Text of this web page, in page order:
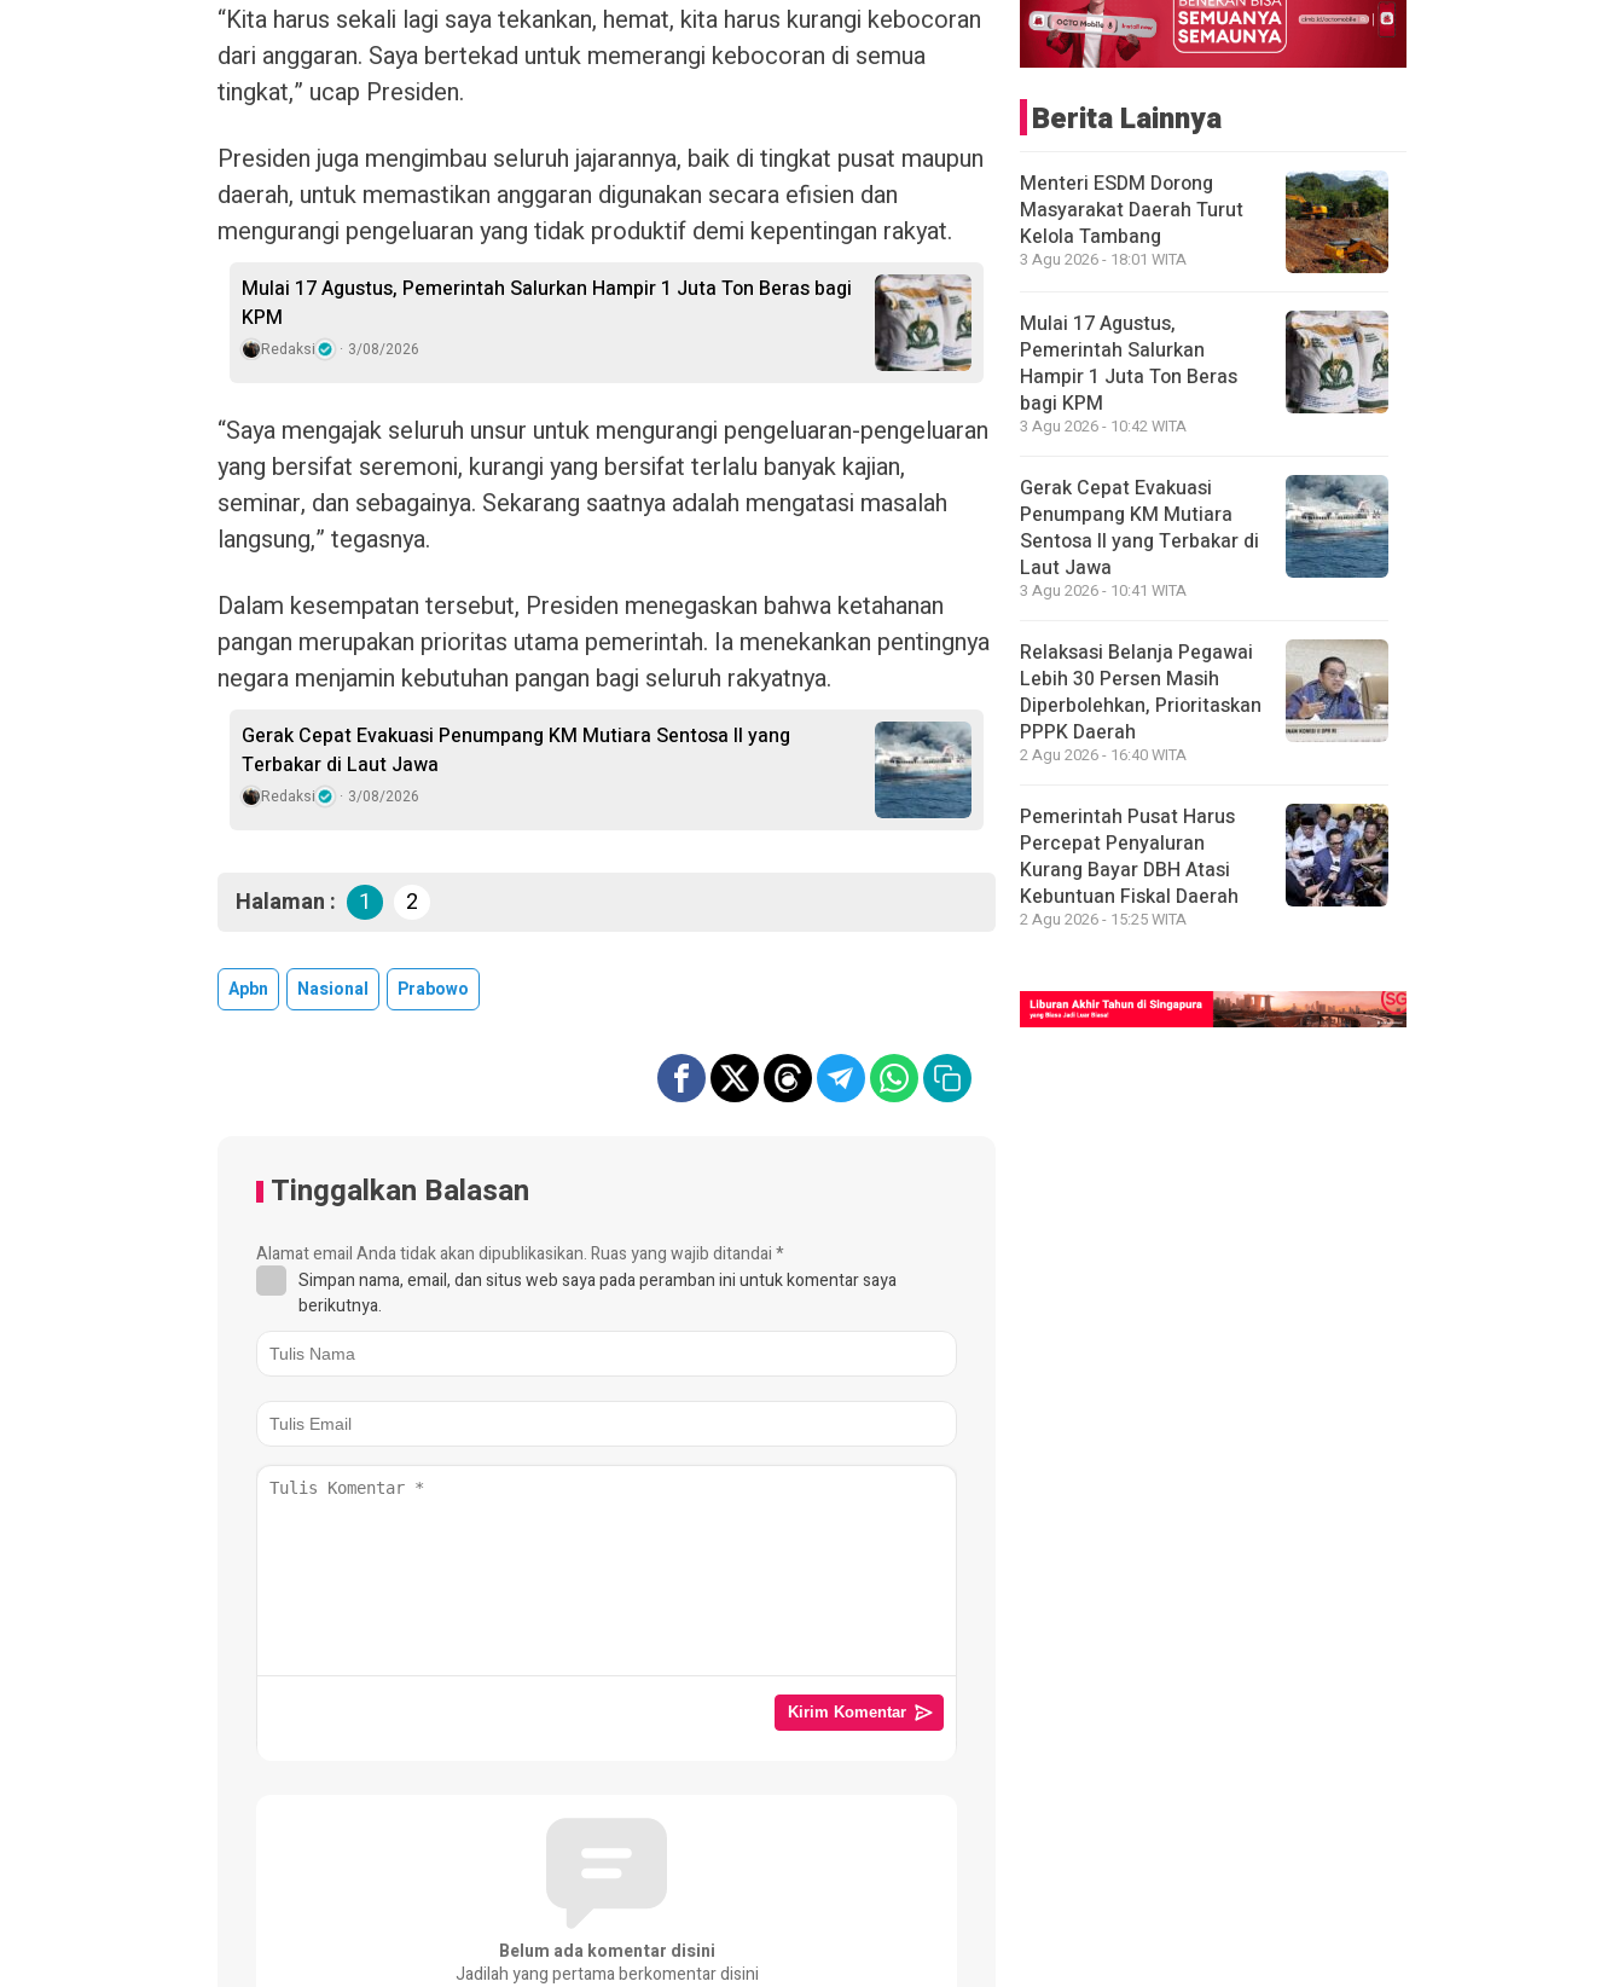
“Kita harus sekali lagi saya tekankan, hemat, kita harus kurangi kebocoran
dari anggaran. Saya bertekad untuk memerangi kebocoran di semua
tingkat,” ucap Presiden.
Presiden juga mengimbau seluruh jajarannya, baik di tingkat pusat maupun
daerah, untuk memastikan anggaran digunakan secara efisien dan
mengurangi pengeluaran yang tidak produktif demi kepentingan rakyat.
Mulai 17 Agustus, Pemerintah Salurkan Hampir 1 Juta Ton Beras bagi
KPM
Redaksi 3/08/2026
“Saya mengajak seluruh unsur untuk mengurangi pengeluaran-pengeluaran
yang bersifat seremoni, kurangi yang bersifat terlalu banyak kajian,
seminar, dan sebagainya. Sekarang saatnya adalah mengatasi masalah
langsung,” tegasnya.
Dalam kesempatan tersebut, Presiden menegaskan bahwa ketahanan
pangan merupakan prioritas utama pemerintah. Ia menekankan pentingnya
negara menjamin kebutuhan pangan bagi seluruh rakyatnya.
Gerak Cepat Evakuasi Penumpang KM Mutiara Sentosa II yang
Terbakar di Laut Jawa
Redaksi 3/08/2026
Halaman : 1 2
Apbn Nasional Prabowo
Tinggalkan Balasan
Alamat email Anda tidak akan dipublikasikan.Ruas yang wajib ditandai*
Simpan nama, email, dan situs web saya pada peramban ini untuk komentar saya
berikutnya.
Belum ada komentar disini
Jadilah yang pertama berkomentar disini
Berita Lainnya
Menteri ESDM Dorong
Masyarakat Daerah Turut
Kelola Tambang
3 Agu 2026 - 18:01 WITA
Mulai 17 Agustus,
Pemerintah Salurkan
Hampir 1 Juta Ton Beras
bagi KPM
3 Agu 2026 - 10:42 WITA
Gerak Cepat Evakuasi
Penumpang KM Mutiara
Sentosa II yang Terbakar di
Laut Jawa
3 Agu 2026 - 10:41 WITA
Relaksasi Belanja Pegawai
Lebih 30 Persen Masih
Diperbolehkan, Prioritaskan
PPPK Daerah
2 Agu 2026 - 16:40 WITA
Pemerintah Pusat Harus
Percepat Penyaluran
Kurang Bayar DBH Atasi
Kebuntuan Fiskal Daerah
2 Agu 2026 - 15:25 WITA